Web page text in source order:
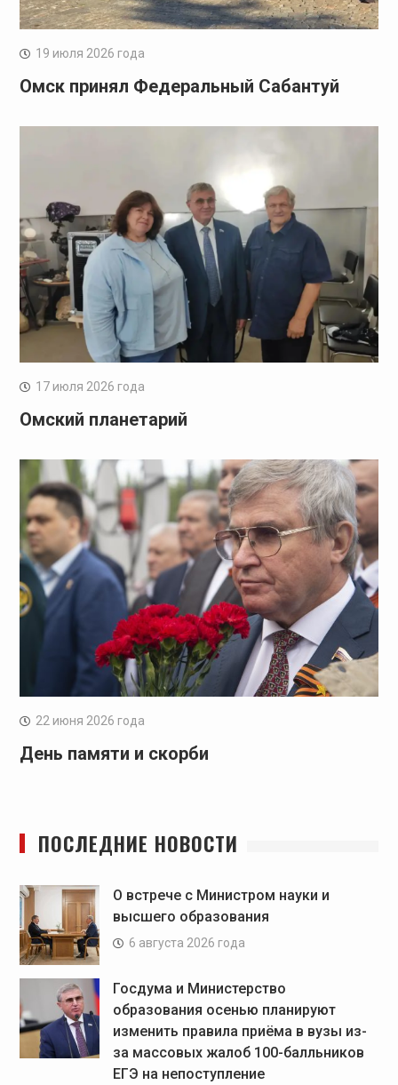
19 июля 2026 года
Омск принял Федеральный Сабантуй
17 июля 2026 года
Омский планетарий
22 июня 2026 года
День памяти и скорби
ПОСЛЕДНИЕ НОВОСТИ
О встрече с Министром науки и
высшего образования
6 августа 2026 года
Госдума и Министерство
образования осенью планируют
изменить правила приёма в вузы из-
за массовых жалоб 100-балльников
ЕГЭ на непоступление